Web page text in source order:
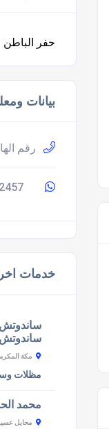
حفر الباطن
بيانات
رقم
خدمات
مكة
مظلات
محمد
محايل